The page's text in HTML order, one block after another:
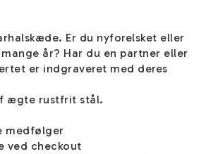
Er du nyforelsket eller
år? Har du en partner eller
er indgraveret med deres
ægte rustfrit stål.
medfølger
ved checkout